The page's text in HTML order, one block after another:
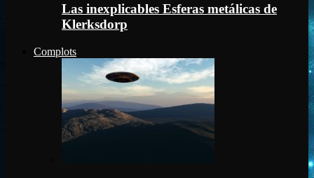
Las inexplicables Esferas metálicas de
Klerksdorp
Complots